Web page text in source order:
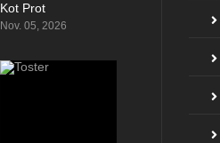
Kot Prot
Nov. 05, 2026